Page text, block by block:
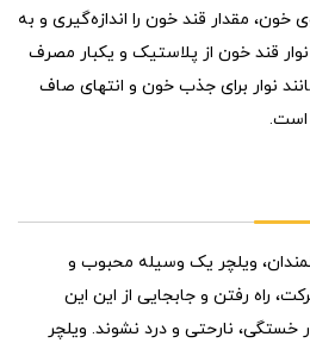
خون، مقدار قند خون را اندازه‌گیری و به
قند خون از پلاستیک و یکبار مصرف
نوار برای جذب خون و انتهای صاف
است.
ویلچر یک وسیله محبوب و
راه رفتن و جابجایی از این این
خستگی، نارحتی و درد نشوند. ویلچر